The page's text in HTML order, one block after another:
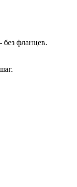
фланцев.